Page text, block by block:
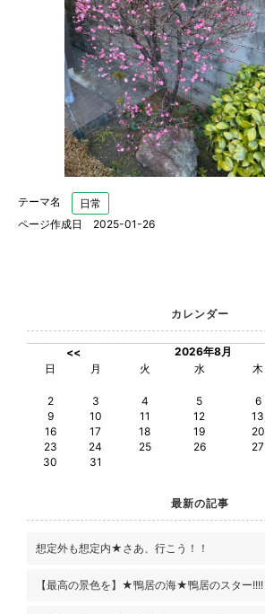
テーマ名
日常
ページ作成日 2025-01-26
カレンダー
<<
2026年8月
日
月 火 水 木
2
3 4 5 6
9
10 11 12 13
16
17 18 19 20
23
24 25 26 27
30
31
最新の記事
想定外も想定内★さあ、行こう！！
【最高の景色を】★鴨居の海★鴨居のスター!!!!